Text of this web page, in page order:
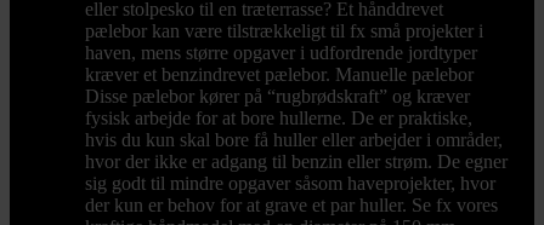
eller stolpesko til en træterrasse? Et hånddrevet
pælebor kan være tilstrækkeligt til fx små projekter i
haven, mens større opgaver i udfordrende jordtyper
kræver et benzindrevet pælebor. Manuelle pælebor
Disse pælebor kører på “rugbrødskraft” og kræver
fysisk arbejde for at bore hullerne. De er praktiske,
hvis du kun skal bore få huller eller arbejder i områder,
hvor der ikke er adgang til benzin eller strøm. De egner
sig godt til mindre opgaver såsom haveprojekter, hvor
der kun er behov for at grave et par huller. Se fx vores